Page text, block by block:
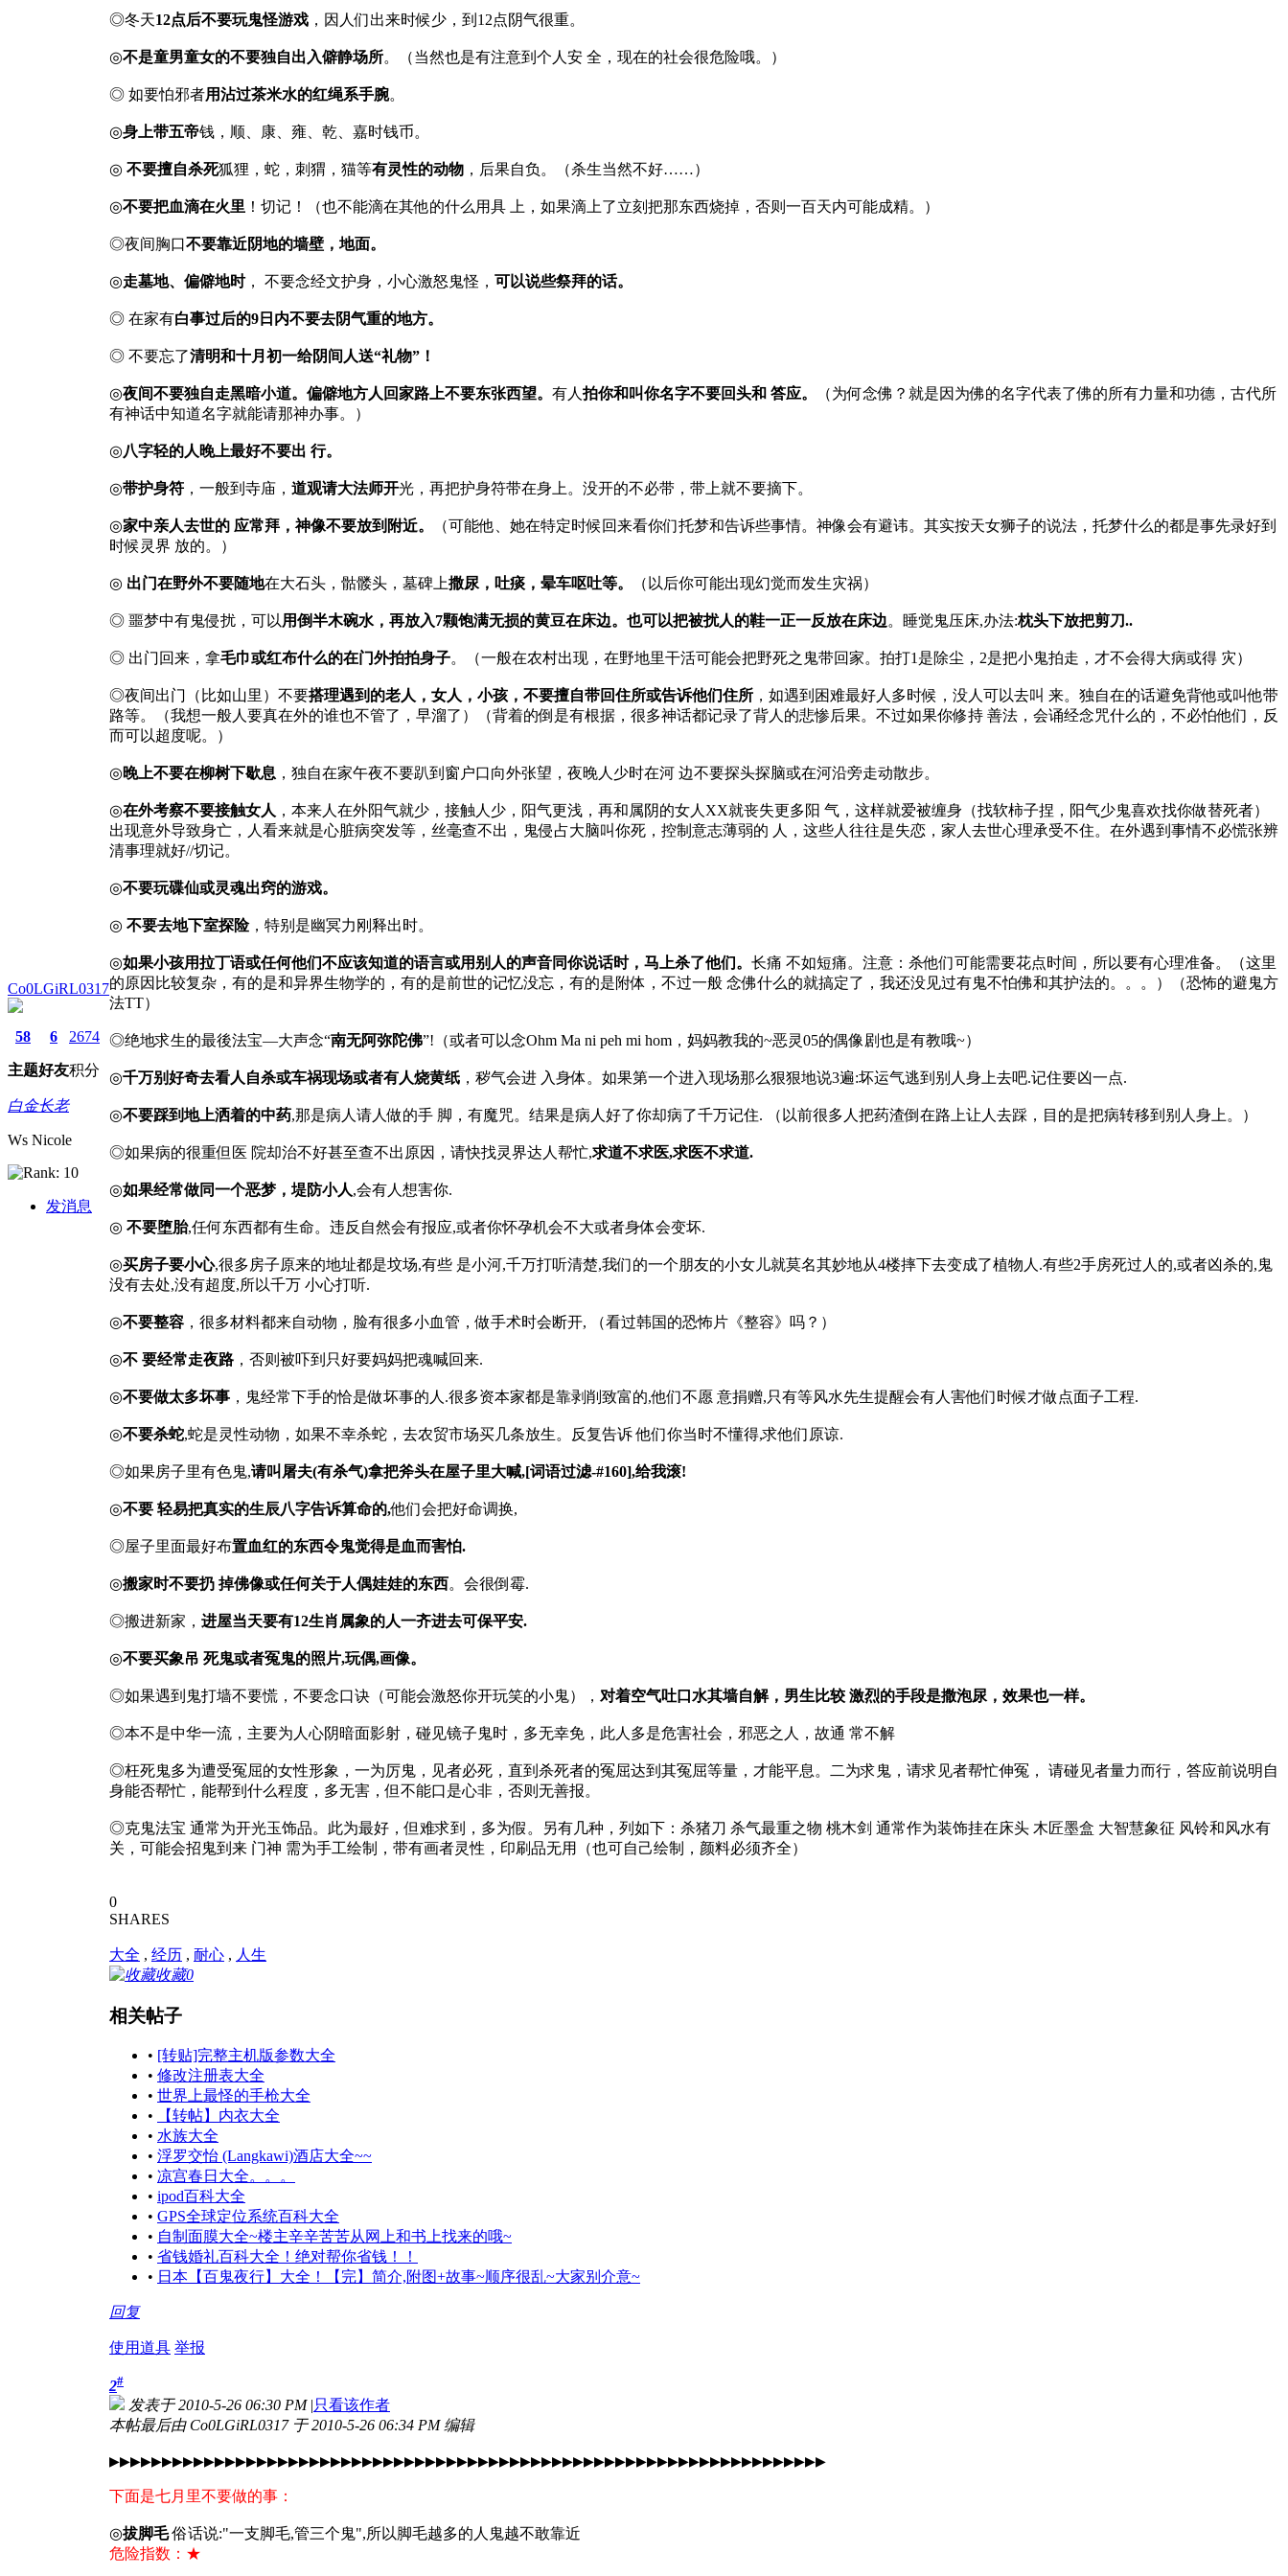
Co0LGiRL0317
58
主题
6
好友
2674
积分
白金长老
Ws Nicole
发消息
◎冬天12点后不要玩鬼怪游戏 ，因人们出来时候少，到12点阴气很重。
◎不是童男童女的不要独自出入僻静场所。（当然也是有注意到个人安 全，现在的社会很危险哦。）
◎ 如要怕邪者用沾过茶米水的红绳系手腕。
◎身上带五帝钱，顺、康、雍、乾、嘉时钱币。
◎ 不要擅自杀死狐狸，蛇，刺猬，猫等有灵性的动物 ，后果自负。（杀生当然不好……）
◎不要把血滴在火里 ！切记！（也不能滴在其他的什么用具 上，如果滴上了立刻把那东西烧掉，否则一百天内可能成精。）
◎夜间胸口不要靠近阴地的墙壁，地面。
◎走墓地、偏僻地时， 不要念经文护身，小心激怒鬼怪， 可以说些祭拜的话。
◎ 在家有白事过后的9日内不要去阴气重的地方。
◎ 不要忘了清明和十月初一给阴间人送“礼物”！
◎夜间不要独自走黑暗小道。偏僻地方人回家路上不要东张西望。 有人 拍你和叫你名字不要回头和 答应。
（为何念佛？就是因为佛的名字代表了佛的所有力量和功德，古代所
有神话中知道名字就能请那神办事。）
◎八字轻的人晚上最好不要出 行。
◎带护身符 ，一般到寺庙， 道观请大法师开光，再把护身符带在身上。没开的不必带，带上就不要摘下。
◎家中亲人去世的 应常拜，神像不要放到附近。
（可能他、她在特定时候回来看你们托梦和告诉些事情。神像会有避讳。其实按天女狮子的说法，托梦什么的都是事先录好到
时候灵界 放的。）
◎ 出门在野外不要随地在大石头，骷髅头，墓碑上撒尿，吐痰，晕车呕吐等。 （以后你可能出现幻觉而发生灾祸）
◎ 噩梦中有鬼侵扰，可以 用倒半木碗水，再放入7颗饱满无损的黄豆在床边。也可以把被扰人的鞋一正一反放在床边。睡觉鬼压床,办法:枕头下放把剪刀..
◎ 出门回来，拿毛巾或红布什么的在门外拍拍身子。（一般在农村出现，在野地里干活可能会把野死之鬼带回家。拍打1是除尘，2是把小鬼拍走，才不会得大病或得 灾）
◎夜间出门（比如山里）不要搭理遇到的老人，女人，小孩，不要擅自带回住所或告诉他们住所 ，如遇到困难最好人多时候，没人可以去叫 来。独自在的话避免背他或叫他带
路等。（我想一般人要真在外的谁也不管了，早溜了）（背着的倒是有根据，很多神话都记录了背人的悲惨后果。不过如果你修持 善法，会诵经念咒什么的，不必怕他们，反
而可以超度呢。）
◎晚上不要在柳树下歇息 ，独自在家午夜不要趴到窗户口向外张望，夜晚人少时在河 边不要探头探脑或在河沿旁走动散步。
◎在外考察不要接触女人 ，本来人在外阳气就少，接触人少，阳气更浅，再和属阴的女人XX就丧失更多阳 气，这样就爱被缠身（找软柿子捏，阳气少鬼喜欢找你做替死者）
出现意外导致身亡，人看来就是心脏病突发等，丝毫查不出，鬼侵占大脑叫你死，控制意志薄弱的 人，这些人往往是失恋，家人去世心理承受不住。在外遇到事情不必慌张辨
清事理就好//切记。
◎不要玩碟仙或灵魂出窍的游戏。
◎ 不要去地下室探险，特别是幽冥力刚释出时。
◎如果小孩用拉丁语或任何他们不应该知道的语言或用别人的声音同你说话时，马上杀了他们。 长痛 不如短痛。注意：杀他们可能需要花点时间，所以要有心理准备。（这里
的原因比较复杂，有的是和异界生物学的，有的是前世的记忆没忘，有的是附体，不过一般 念佛什么的就搞定了，我还没见过有鬼不怕佛和其护法的。。。）（恐怖的避鬼方
法TT）
◎绝地求生的最後法宝—大声念“南无阿弥陀佛”!（或者可以念Ohm Ma ni peh mi hom，妈妈教我的~恶灵05的偶像剧也是有教哦~）
◎千万别好奇去看人自杀或车祸现场或者有人烧黄纸 ，秽气会进 入身体。如果第一个进入现场那么狠狠地说3遍:坏运气逃到别人身上去吧.记住要凶一点.
◎不要踩到地上洒着的中药,那是病人请人做的手 脚，有魔咒。结果是病人好了你却病了千万记住. （以前很多人把药渣倒在路上让人去踩，目的是把病转移到别人身上。）
◎如果病的很重但医 院却治不好甚至查不出原因，请快找灵界达人帮忙,求道不求医,求医不求道.
◎如果经常做同一个恶梦，堤防小人,会有人想害你.
◎ 不要堕胎,任何东西都有生命。违反自然会有报应,或者你怀孕机会不大或者身体会变坏.
◎买房子要小心,很多房子原来的地址都是坟场,有些 是小河,千万打听清楚,我们的一个朋友的小女儿就莫名其妙地从4楼摔下去变成了植物人.有些2手房死过人的,或者凶杀的,鬼
没有去处,没有超度,所以千万 小心打听.
◎不要整容 ，很多材料都来自动物，脸有很多小血管，做手术时会断开, （看过韩国的恐怖片《整容》吗？）
◎不 要经常走夜路 ，否则被吓到只好要妈妈把魂喊回来.
◎不要做太多坏事 ，鬼经常下手的恰是做坏事的人.很多资本家都是靠剥削致富的,他们不愿 意捐赠,只有等风水先生提醒会有人害他们时候才做点面子工程.
◎不要杀蛇,蛇是灵性动物，如果不幸杀蛇，去农贸市场买几条放生。反复告诉 他们你当时不懂得,求他们原谅.
◎如果房子里有色鬼,请叫屠夫(有杀气)拿把斧头在屋子里大喊,[词语过滤-#160],给我滚!
◎不要 轻易把真实的生辰八字告诉算命的,他们会把好命调换,
◎屋子里面最好布置血红的东西令鬼觉得是血而害怕.
◎搬家时不要扔 掉佛像或任何关于人偶娃娃的东西。会很倒霉.
◎搬进新家， 进屋当天要有12生肖属象的人一齐进去可保平安.
◎不要买象吊 死鬼或者冤鬼的照片,玩偶,画像。
◎如果遇到鬼打墙不要慌，不要念口诀（可能会激怒你开玩笑的小鬼）， 对着空气吐口水其墙自解，男生比较 激烈的手段是撒泡尿，效果也一样。
◎本不是中华一流，主要为人心阴暗面影射，碰见镜子鬼时，多无幸免，此人多是危害社会，邪恶之人，故通 常不解
◎枉死鬼多为遭受冤屈的女性形象，一为厉鬼，见者必死，直到杀死者的冤屈达到其冤屈等量，才能平息。二为求鬼，请求见者帮忙伸冤， 请碰见者量力而行，答应前说明自
身能否帮忙，能帮到什么程度，多无害，但不能口是心非，否则无善报。
◎克鬼法宝 通常为开光玉饰品。此为最好，但难求到，多为假。另有几种，列如下：杀猪刀 杀气最重之物 桃木剑 通常作为装饰挂在床头 木匠墨盒 大智慧象征 风铃和风水有
关，可能会招鬼到来 门神 需为手工绘制，带有画者灵性，印刷品无用（也可自己绘制，颜料必须齐全）
0
SHARES
大全 , 经历 , 耐心 , 人生
收藏0
相关帖子
• [转贴]完整主机版参数大全
• 修改注册表大全
• 世界上最怪的手枪大全
•
【转帖】内衣大全
• 水族大全
• 浮罗交怡 (Langkawi)酒店大全~~
• 凉宫春日大全。。。
• ipod百科大全
• GPS全球定位系统百科大全
• 自制面膜大全~楼主辛辛苦苦从网上和书上找来的哦~
• 省钱婚礼百科大全！绝对帮你省钱！！
• 日本【百鬼夜行】大全！【完】简介,附图+故事~顺序很乱~大家别介意~
回复
使用道具 举报
2#
发表于 2010-5-26 06:30 PM |只看该作者
本帖最后由 Co0LGiRL0317 于 2010-5-26 06:34 PM 编辑
▶▶▶▶▶▶▶▶▶▶▶▶▶▶▶▶▶▶▶▶▶▶▶▶▶▶▶▶▶▶▶▶▶▶▶▶▶▶▶▶▶▶▶▶▶▶▶▶▶▶▶▶▶▶▶▶▶▶▶▶▶▶▶▶▶▶▶▶
下面是七月里不要做的事：
◎拔脚毛俗话说:"一支脚毛,管三个鬼",所以脚毛越多的人鬼越不敢靠近
危险指数：★